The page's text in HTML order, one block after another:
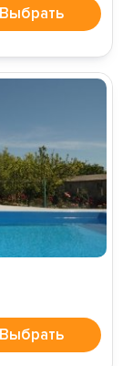
Выбрать
Выбрать